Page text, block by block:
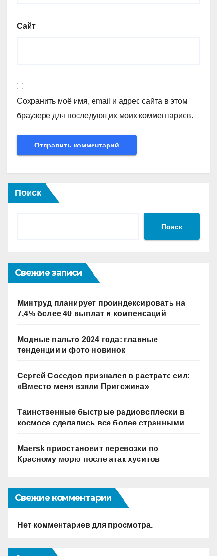
Сайт
Сохранить моё имя, email и адрес сайта в этом
браузере для последующих моих комментариев.
Поиск
Поиск
Свежие записи
Минтруд планирует проиндексировать на
7,4% более 40 выплат и компенсаций
Модные пальто 2024 года: главные
тенденции и фото новинок
Сергей Соседов признался в растрате сил:
«Вместо меня взяли Пригожина»
Таинственные быстрые радиовсплески в
космосе сделались все более странными
Maersk приостановит перевозки по
Красному морю после атак хуситов
Свежие комментарии
Нет комментариев для просмотра.